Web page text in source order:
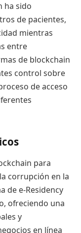
ha sido
de pacientes,
mientras
entre
de blockchain
control sobre
de acceso
para
corrupción en la
de e-Residency
ofreciendo una
y
en línea